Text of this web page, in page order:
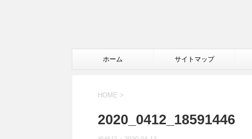
ホーム サイトマップ
HOME >
2020_0412_18591446